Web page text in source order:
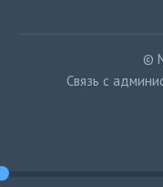
©
Связь с